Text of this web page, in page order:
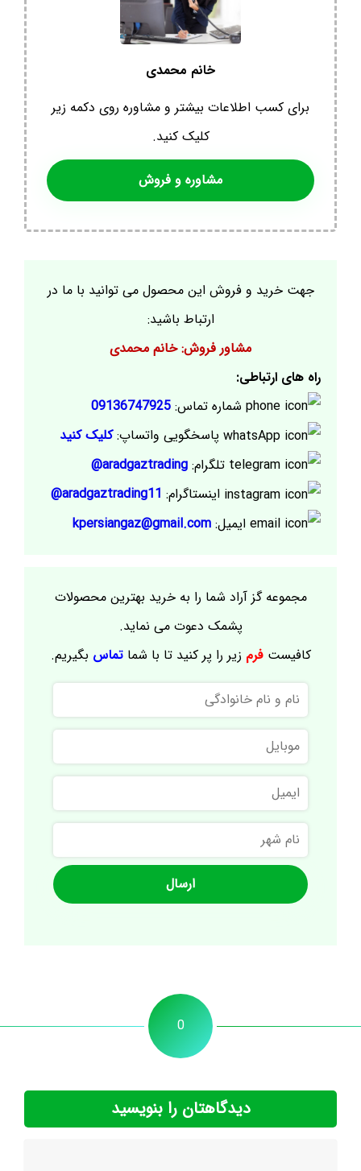
خانم محمدی
برای کسب اطلاعات بیشتر و مشاوره روی دکمه زیر
کلیک کنید.
مشاوره و فروش
جهت خرید و فروش این محصول می توانید با ما در
ارتباط باشید:
مشاور فروش: خانم محمدی
راه های ارتباطی:
شماره تماس: 09136747925
پاسخگویی واتساپ:کلیک کنید
تلگرام: aradgaztrading@
اینستاگرام: aradgaztrading11@
ایمیل: kpersiangaz@gmail.com
مجموعه گز آراد شما را به خرید بهترین محصولات
پشمک دعوت می نماید.
کافیستفرم زیر را پر کنید تا با شماتماس بگیریم.
نام
و
نام
خانوادگی
موبایل
ایمیل
نام
شهر
0
دیدگاهتان را بنویسید